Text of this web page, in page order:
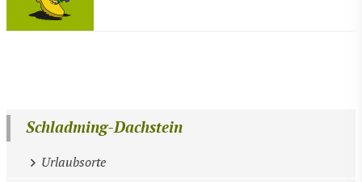
Schladming-Dachstein
Urlaubsorte